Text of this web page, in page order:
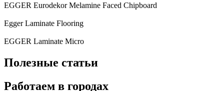
EGGER Eurodekor Melamine Faced Chipboard
Egger Laminate Flooring
EGGER Laminate Micro
Полезные статьи
Работаем в городах